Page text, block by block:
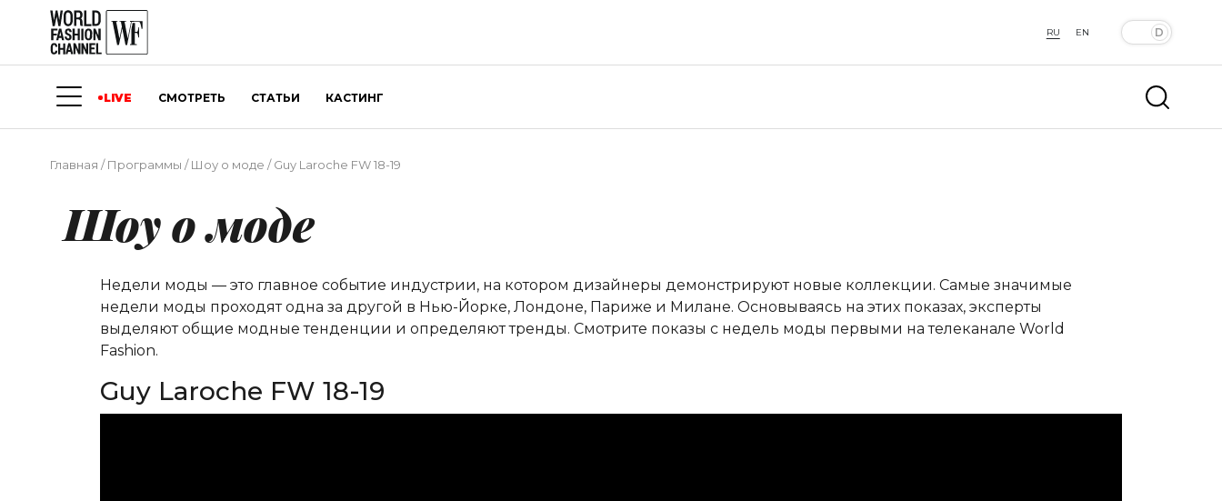
RU EN
LIVE СМОТРЕТЬ СТАТЬИ КАСТИНГ
Главная /Программы /Шоу о моде /Guy Laroche FW 18-19
Шоу о моде
Недели моды — это главное событие индустрии, на котором дизайнеры демонстрируют новые коллекции. Самые значимые
недели моды проходят одна за другой в Нью-Йорке, Лондоне, Париже и Милане. Основываясь на этих показах, эксперты
выделяют общие модные тенденции и определяют тренды. Смотрите показы с недель моды первыми на телеканале World
Fashion.
Guy Laroche FW 18-19